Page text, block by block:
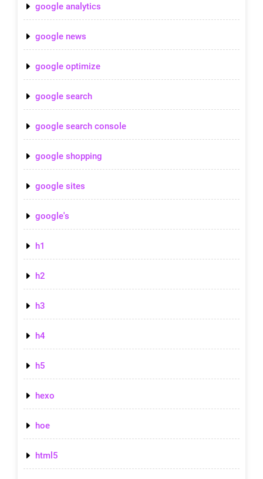
google analytics
google news
google optimize
google search
google search console
google shopping
google sites
google's
h1
h2
h3
h4
h5
hexo
hoe
html5